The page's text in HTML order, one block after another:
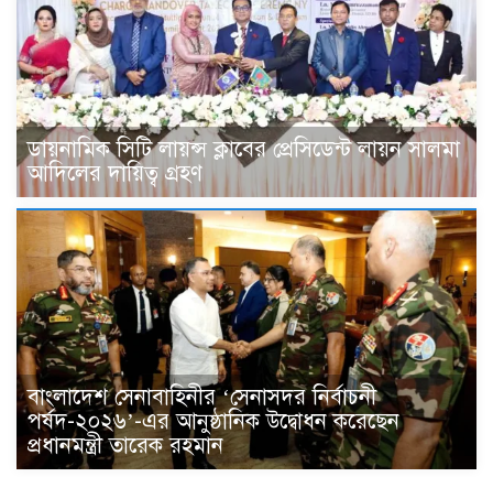
ডায়নামিক সিটি লায়ন্স ক্লাবের প্রেসিডেন্ট লায়ন সালমা
আদিলের দায়িত্ব গ্রহণ
বাংলাদেশ সেনাবাহিনীর ‘সেনাসদর নির্বাচনী
পর্ষদ-২০২৬’-এর আনুষ্ঠানিক উদ্বোধন করেছেন
প্রধানমন্ত্রী তারেক রহমান